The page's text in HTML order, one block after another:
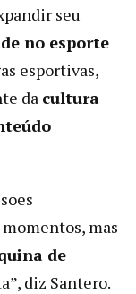
seu
no esporte
esportivas,
da cultura
mas
de
diz Santero.